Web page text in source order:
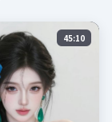
45:10